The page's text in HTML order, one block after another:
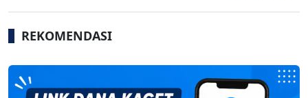
REKOMENDASI